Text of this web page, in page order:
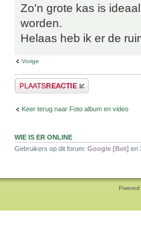
Zo'n grote kas is
worden.
Helaas heb ik er de
Vorige
Plaats een reactie
Keer terug naar Foto album en video
WIE IS ER ONLINE
Gebruikers op dit forum: Google [Bot] en